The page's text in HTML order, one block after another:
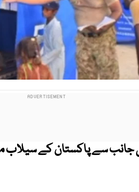
جانب سے پاکستان کے سیلاب